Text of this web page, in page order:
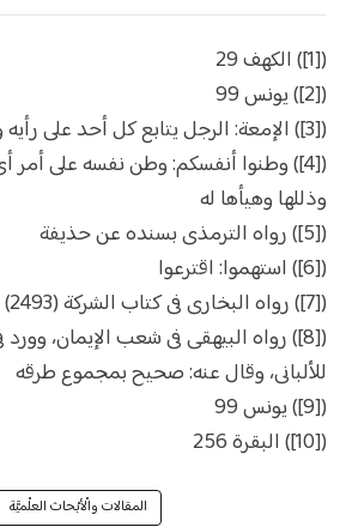
([1]) الكهف 29
([2]) يونس 99
([3]) الإمعة: الرجل يتابع كل أحد على رأيه ولا يثبت على شيئ
([4]) وطنوا أنفسكم: وطن نفسه على أمر
وذللها وهيأها له
([5]) رواه الترمذى بسنده عن حذيفة
([6]) استهموا: اقترعوا
([7]) رواه البخارى فى كتاب الشركة (2493) رواه الترمذى وأحمد
([8]) رواه البيهقى فى شعب الإيمان،
للألبانى، وقال عنه: صحيح بمجموع طرقه
([9]) يونس 99
([10]) البقرة 256
المقالات والْأبْحاث العلْميَّة